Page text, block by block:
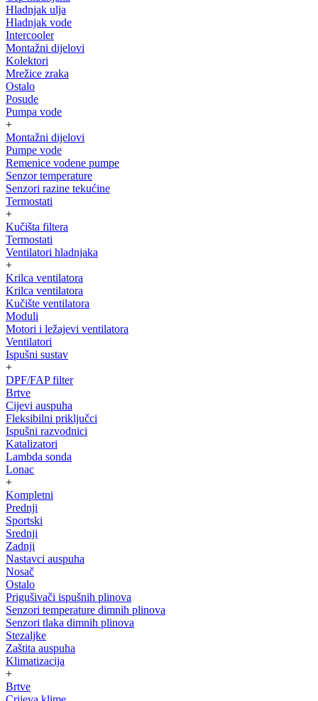
Hladnjak ulja
Hladnjak vode
Intercooler
Montažni dijelovi
Kolektori
Mrežice zraka
Ostalo
Posude
Pumpa vode
+
Montažni dijelovi
Pumpe vode
Remenice vodene pumpe
Senzor temperature
Senzori razine tekućine
Termostati
+
Kučišta filtera
Termostati
Ventilatori hladnjaka
+
Krilca ventilatora
Krilca ventilatora
Kučište ventilatora
Moduli
Motori i ležajevi ventilatora
Ventilatori
Ispušni sustav
+
DPF/FAP filter
Brtve
Cijevi auspuha
Fleksibilni priključci
Ispušni razvodnici
Katalizatori
Lambda sonda
Lonac
+
Kompletni
Prednji
Sportski
Srednji
Zadnji
Nastavci auspuha
Nosač
Ostalo
Prigušivači ispušnih plinova
Senzori temperature dimnih plinova
Senzori tlaka dimnih plinova
Stezaljke
Zaštita auspuha
Klimatizacija
+
Brtve